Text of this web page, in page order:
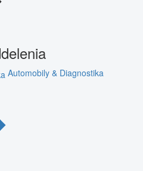
Automobily & Diagnostika